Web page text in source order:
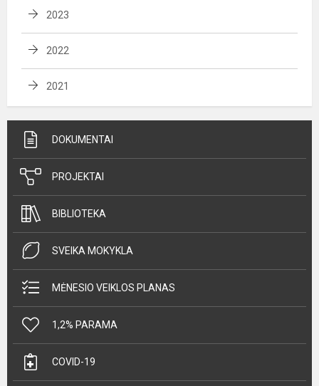
2023
2022
2021
DOKUMENTAI
PROJEKTAI
BIBLIOTEKA
SVEIKA MOKYKLA
MĖNESIO VEIKLOS PLANAS
1,2% PARAMA
COVID-19